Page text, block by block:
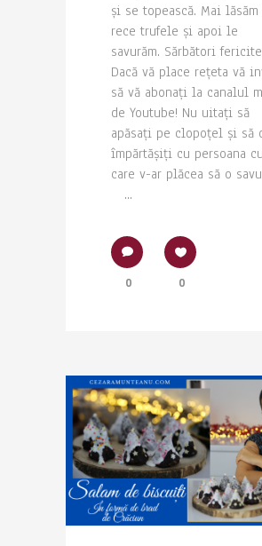
și se topească. Mai
rece trufele și apoi le
savurăm. Sărbători
Dacă vă place rețeta vă
să vă abonați la canalul
de Youtube! Nu uitați să
apăsați pe clopoțel și să
împărtășiți cu persoana cu
care v-ar plăcea să o
...
0 0